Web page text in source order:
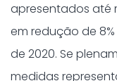
apresentados até
em redução de
de 2020. Se
medidas